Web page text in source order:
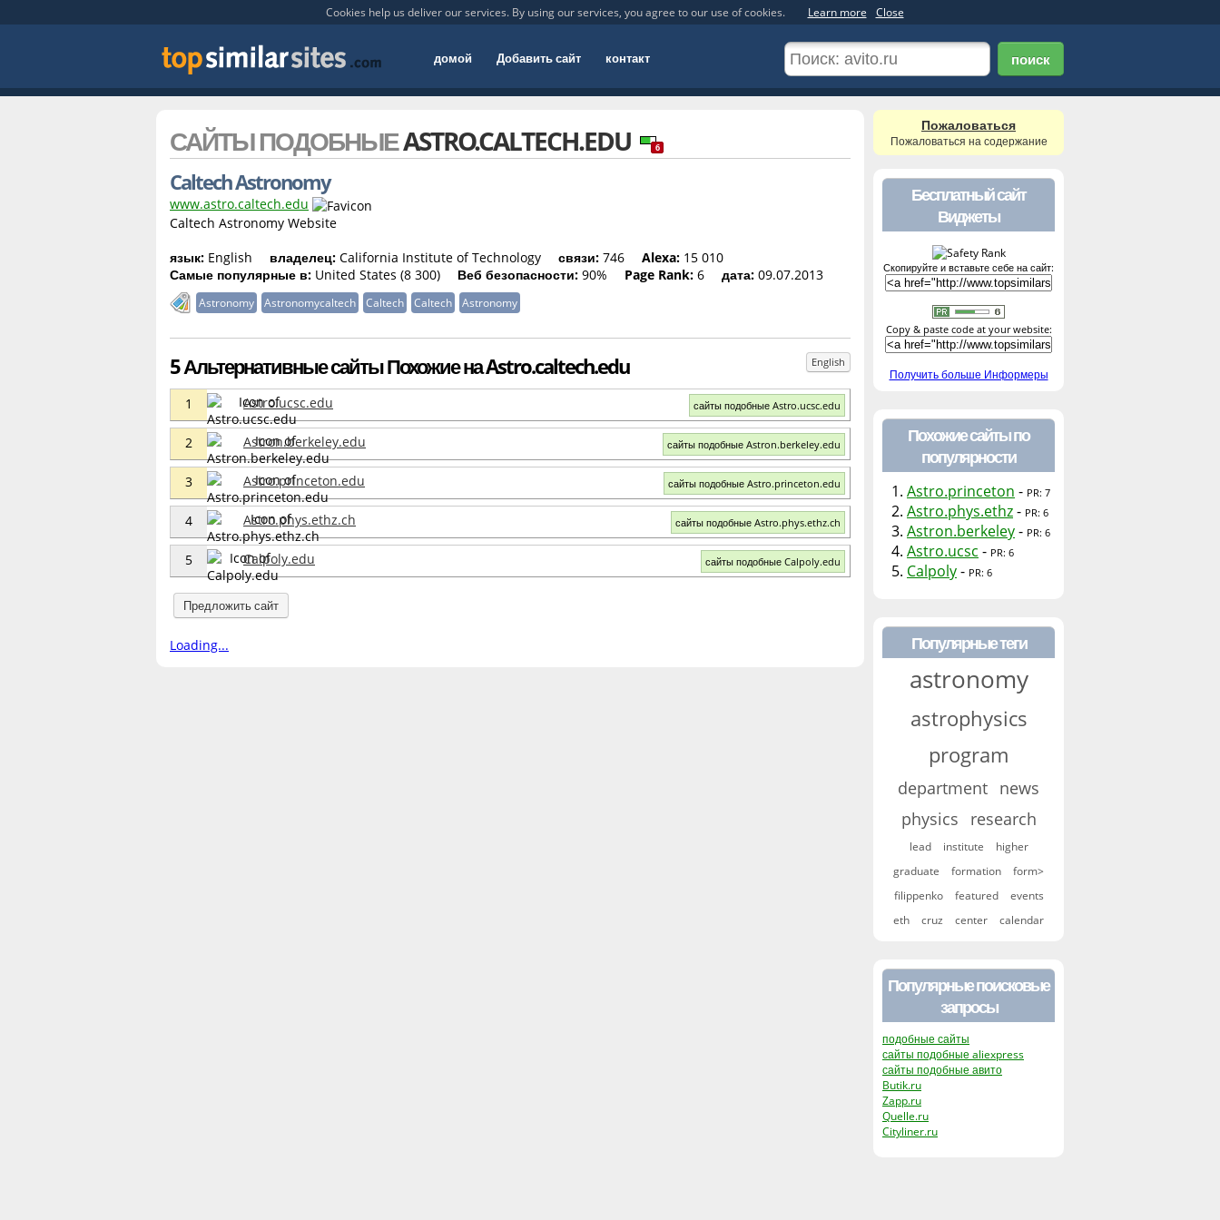
Cookies help us deliver our services. By using our services, you agree to our use of cookies. Learn more Close
домой Добавить сайт контакт поиск
САЙТЫ ПОДОБНЫЕASTRO.CALTECH.EDU 6
Caltech Astronomy
www.astro.caltech.edu
Caltech Astronomy Website
язык: English владелец: California Institute of Technology связи: 746 Alexa: 15 010
Самые популярные в: United States (8 300) Веб безопасности: 90% Page Rank: 6 дата: 09.07.2013
Astronomy Astronomycaltech Caltech Caltech Astronomy
5 Альтернативные сайты Похожие на Astro.caltech.edu English
1 Astro.ucsc.edu сайты подобные Astro.ucsc.edu
2 Astron.berkeley.edu сайты подобные Astron.berkeley.edu
3 Astro.princeton.edu сайты подобные Astro.princeton.edu
4 Astro.phys.ethz.ch сайты подобные Astro.phys.ethz.ch
5 Calpoly.edu сайты подобные Calpoly.edu
Предложить сайт
Loading...
Пожаловаться
Пожаловаться на содержание
Бесплатный сайт
Виджеты
Скопируйте и вставьте себе на сайт:
Copy & paste code at your website:
Получить больше Информеры
Похожие сайты по
популярности
1. Astro.princeton - PR: 7
2. Astro.phys.ethz- PR: 6
3. Astron.berkeley- PR: 6
4. Astro.ucsc - PR: 6
5. Calpoly- PR: 6
Популярные теги
astronomy
astrophysics
program
department news
physics
research
lead institute
higher
graduate
formation
form>
filippenko
featured
events
eth
cruz center calendar
Популярные поисковые
запросы
подобные сайты
сайты подобные aliexpress
сайты подобные авито
Butik.ru
Zapp.ru
Quelle.ru
Cityliner.ru